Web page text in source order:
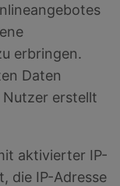
erbringen.
Daten
erstellt
aktivierter IP-
die IP-Adresse